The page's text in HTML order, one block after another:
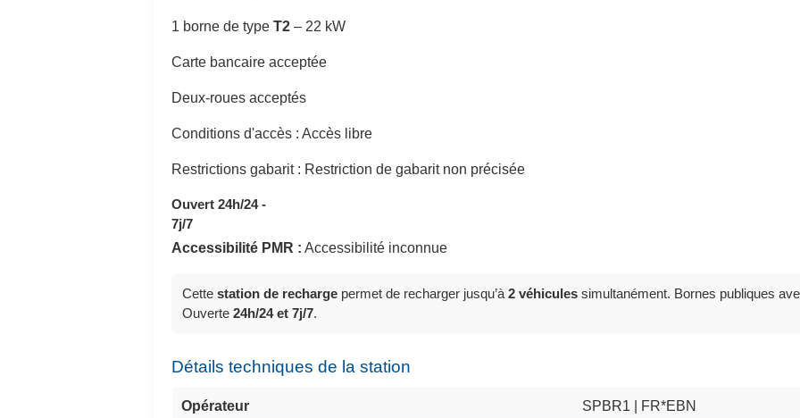
1 borne de type T2 – 22 kW
Carte bancaire acceptée
Deux-roues acceptés
Conditions d'accès : Accès libre
Restrictions gabarit : Restriction de gabarit non précisée
Ouvert 24h/24 -
7j/7
Accessibilité PMR : Accessibilité inconnue
Cette station de recharge permet de recharger jusqu’à 2 véhicules simultanément. Bornes publiques
Ouverte 24h/24 et 7j/7.
Détails techniques de la station
Opérateur SPBR1 | FR*EBN